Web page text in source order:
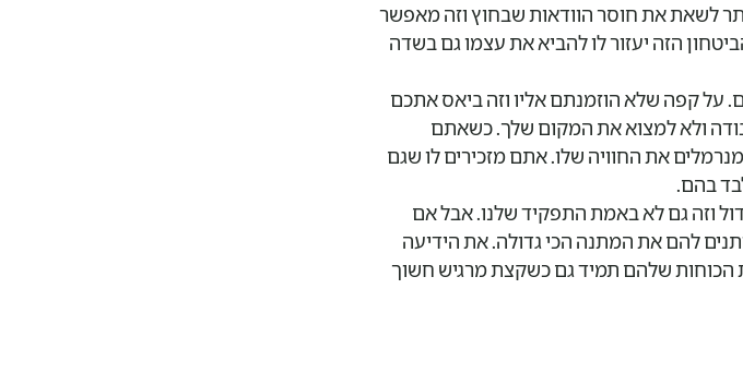
לשאת את חוסר הוודאות שבחוץ וזה מאפשר
הזה יעזור לו להביא את עצמו גם בשדה
על קפה שלא הוזמנתם אליו וזה ביאס אתכם
ולא למצוא את המקום שלך. כשאתם
את החוויה שלו. אתם מזכירים לו שגם
בהם.
וזה גם לא באמת התפקיד שלנו. אבל אם
להם את המתנה הכי גדולה. את הידיעה
הכוחות שלהם תמיד גם כשקצת מרגיש חשוך